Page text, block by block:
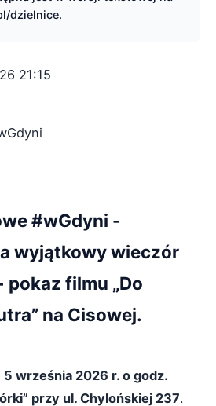
dzielnice.
21:15
#wGdyni -
wyjątkowy wieczór
pokaz filmu „Do
na Cisowej.
5 września 2026 r. o godz.
przy ul. Chylońskiej 237.